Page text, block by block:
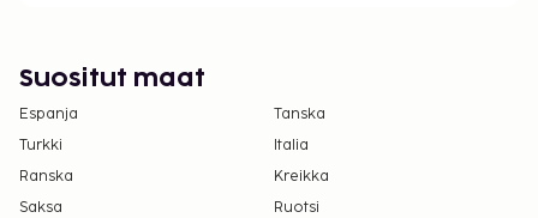
Suositut maat
Espanja
Tanska
Turkki
Italia
Ranska
Kreikka
Saksa
Ruotsi